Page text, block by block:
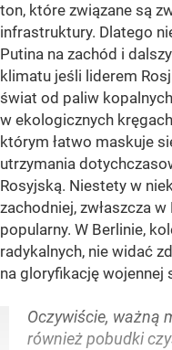
ton, które związane są
infrastruktury. Dlatego
Putina na zachód i
klimatu jeśli liderem
świat od paliw
w ekologicznych
którym łatwo maskuje
utrzymania
Rosyjską. Niestety w
zachodniej, zwłaszcza
popularny. W Berlinie,
radykalnych, nie widać
na gloryfikację wojennej
Oczywiście, ważną
również pobudki